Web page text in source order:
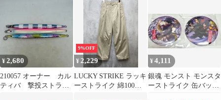
¥2,680
210057 オーナー カル
ティバ 撃投ストライ
9%OFF
¥2,229
LUCKY STRIKE ラッキ
ーストライク 綿100%
¥4,111
銀魂 モンスト モンスタ
ーストライク 缶バッジ